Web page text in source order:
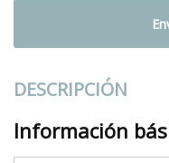
DESCRIPCIÓN
Información